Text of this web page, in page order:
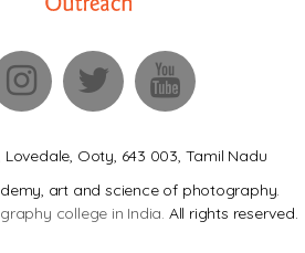
Ooty, 643 003, Tamil Nadu
art and science of photography.
college in India. All rights reserved.